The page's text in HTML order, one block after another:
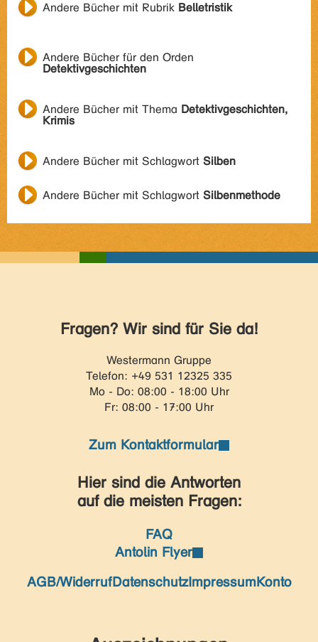
Andere Bücher mit Rubrik Belletristik
Andere Bücher für den Orden
Detektivgeschichten
Andere Bücher mit Thema Detektivgeschichten,
Krimis
Andere Bücher mit Schlagwort Silben
Andere Bücher mit Schlagwort Silbenmethode